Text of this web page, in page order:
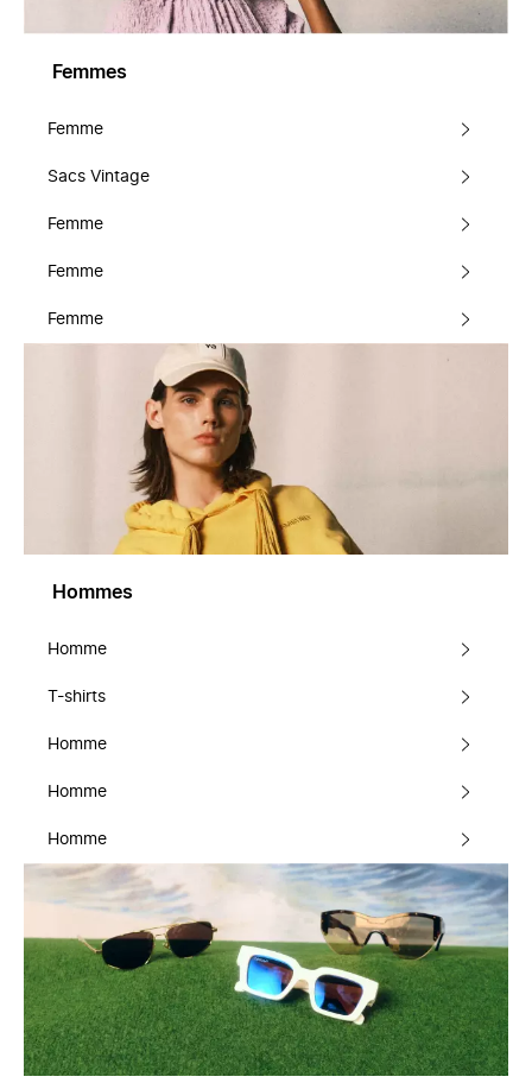
Femmes
Femme
Sacs Vintage
Femme
Femme
Femme
Hommes
Homme
T-shirts
Homme
Homme
Homme